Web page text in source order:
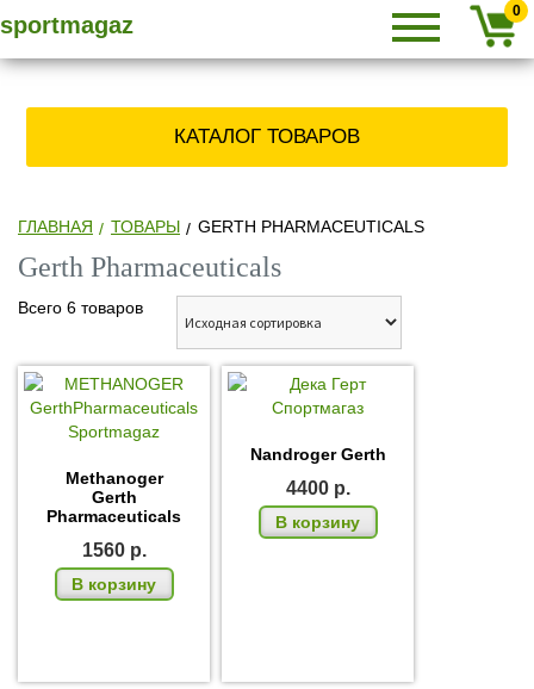
toSPORTMAGAZ
» КУПИТЬ
СТЕРОИДЫ,
ЗАКАЗАТЬ
АНАБОЛИКИ
ПО ПОЧТЕ
sportmagaz
0
КАТАЛОГ ТОВАРОВ
ГЛАВНАЯ ТОВАРЫ GERTH PHARMACEUTICALS
Gerth Pharmaceuticals
Всего 6 товаров
Methanoger
Gerth
Pharmaceuticals
1560 р.
В корзину
Nandroger Gerth
4400 р.
В корзину